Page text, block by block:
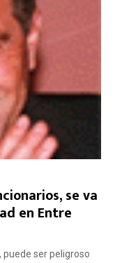
se va
en Entre
ser peligroso